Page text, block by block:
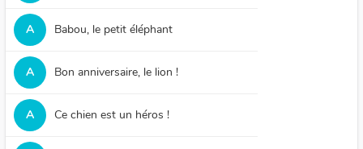
A Babou, le petit éléphant
A Bon anniversaire, le lion !
A Ce chien est un héros !